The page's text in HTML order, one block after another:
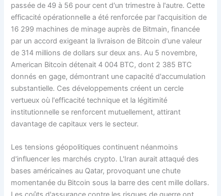
passée de 49 à 56 pour cent d'un trimestre à l'autre. Cette
efficacité opérationnelle a été renforcée par l'acquisition de
16 299 machines de minage auprès de Bitmain, financée
par un accord exigeant la livraison de Bitcoin d'une valeur
de 314 millions de dollars sur deux ans. Au 5 novembre,
American Bitcoin détenait 4 004 BTC, dont 2 385 BTC
donnés en gage, démontrant une capacité d'accumulation
substantielle. Ces développements créent un cercle
vertueux où l'efficacité technique et la légitimité
institutionnelle se renforcent mutuellement, attirant
davantage de capitaux vers le secteur.
Les tensions géopolitiques continuent néanmoins
d'influencer les marchés crypto. L'Iran aurait attaqué des
bases américaines au Qatar, provoquant une chute
momentanée du Bitcoin sous la barre des cent mille dollars.